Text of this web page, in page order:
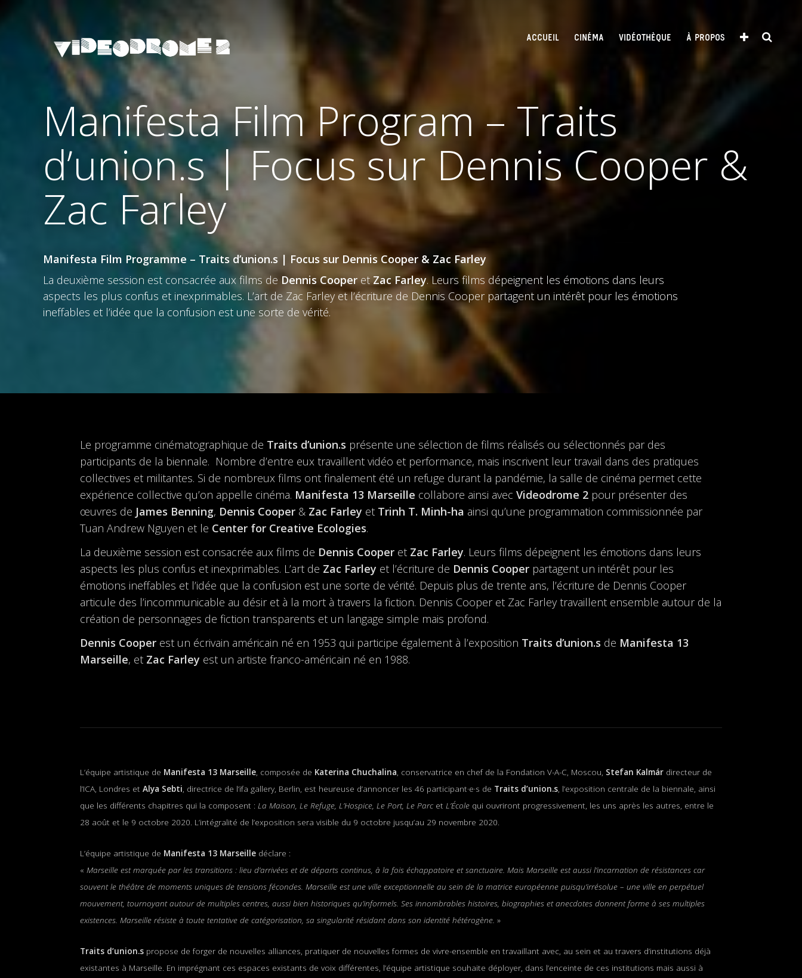
ACCUEIL CINÉMA VIDÉOTHÈQUE À PROPOS
Manifesta Film Program – Traits
d’union.s | Focus sur Dennis Cooper &
Zac Farley
Manifesta Film Programme – Traits d’union.s | Focus sur Dennis Cooper & Zac Farley
La deuxième session est consacrée aux films de Dennis CooperetZac Farley. Leurs films dépeignent les émotions dans leurs
aspects les plus confus et inexprimables. L’art de Zac Farley et l’écriture de Dennis Cooper partagent un intérêt pour les émotions
ineffables et l’idée que la confusion est une sorte de vérité.
Le programme cinématographique de Traits d’union.s présente une sélection de films réalisés ou sélectionnés par des
participants de la biennale. Nombre d’entre eux travaillent vidéo et performance, mais inscrivent leur travail dans des pratiques
collectives et militantes. Si de nombreux films ont finalement été un refuge durant la pandémie, la salle de cinéma permet cette
expérience collective qu’on appelle cinéma. Manifesta 13 Marseille collabore ainsi avecVideodrome 2 pour présenter des
œuvres de James Benning, Dennis Cooper & Zac Farley et Trinh T. Minh-ha ainsi qu’une programmation commissionnée par
Tuan Andrew Nguyen et le Center for Creative Ecologies.
La deuxième session est consacrée aux films de Dennis Cooper et Zac Farley. Leurs films dépeignent les émotions dans leurs
aspects les plus confus et inexprimables. L’art de Zac Farley et l’écriture de Dennis Cooper partagent un intérêt pour les
émotions ineffables et l’idée que la confusion est une sorte de vérité. Depuis plus de trente ans, l’écriture de Dennis Cooper
articule des l’incommunicable au désir et à la mort à travers la fiction. Dennis Cooper et Zac Farley travaillent ensemble autour de la
création de personnages de fiction transparents et un langage simple mais profond.
Dennis Cooper est un écrivain américain né en 1953 qui participe également à l’exposition Traits d’union.s de Manifesta 13
Marseille, et Zac Farley est un artiste franco-américain né en 1988.
L’équipe artistique de Manifesta 13 Marseille, composée de Katerina Chuchalina, conservatrice en chef de la Fondation V-A-C, Moscou, Stefan Kalmár directeur de
l’ICA, Londres etAlya Sebti, directrice de l’ifa gallery, Berlin, est heureuse d’annoncer les 46 participant·e·s de Traits d’union.s, l’exposition centrale de la biennale, ainsi
que les différents chapitres qui la composent : La Maison, Le Refuge, L’Hospice, Le Port, Le Parc etL’École qui ouvriront progressivement, les uns après les autres, entre le
28 août et le 9 octobre 2020. L’intégralité de l’exposition sera visible du 9 octobre jusqu’au 29 novembre 2020.
L’équipe artistique de Manifesta 13 Marseille déclare :
«Marseille est marquée par les transitions : lieu d’arrivées et de départs continus, à la fois échappatoire et sanctuaire. Mais Marseille est aussi l’incarnation de résistances car
souvent le théâtre de moments uniques de tensions fécondes. Marseille est une ville exceptionnelle au sein de la matrice européenne puisqu’irrésolue – une ville en perpétuel
mouvement, tournoyant autour de multiples centres, aussi bien historiques qu’informels. Ses innombrables histoires, biographies et anecdotes donnent forme à ses multiples
existences. Marseille résiste à toute tentative de catégorisation, sa singularité résidant dans son identité hétérogène. »
Traits d’union.s propose de forger de nouvelles alliances, pratiquer de nouvelles formes de vivre-ensemble en travaillant avec, au sein et au travers d’institutions déjà
existantes à Marseille. En imprégnant ces espaces existants de voix différentes, l’équipe artistique souhaite déployer, dans l’enceinte de ces institutions mais aussi à